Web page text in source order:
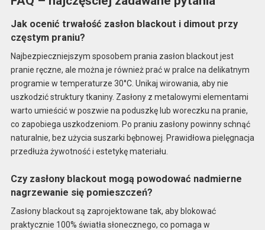
Jak ocenić trwałość zasłon blackout i dimout przy
częstym praniu?
Najbezpieczniejszym sposobem prania zasłon blackout jest
pranie ręczne, ale można je również prać w pralce na delikatnym
programie w temperaturze 30°C. Unikaj wirowania, aby nie
uszkodzić struktury tkaniny. Zasłony z metalowymi elementami
warto umieścić w poszwie na poduszkę lub woreczku na pranie,
co zapobiega uszkodzeniom. Po praniu zasłony powinny schnąć
naturalnie, bez użycia suszarki bębnowej. Prawidłowa pielęgnacja
przedłuża żywotność i estetykę materiału.
Czy zasłony blackout mogą powodować nadmierne
nagrzewanie się pomieszczeń?
Zasłony blackout są zaprojektowane tak, aby blokować
praktycznie 100% światła słonecznego, co pomaga w